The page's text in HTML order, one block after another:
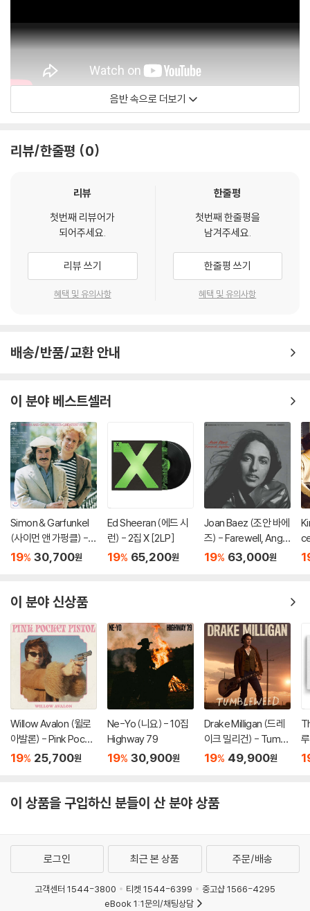
Ruf Records / Christone 'Kingfish' Ingram
음반 속으로 더보기
리뷰/한줄평 0
리뷰
첫번째 리뷰어가
되어주세요.
리뷰 쓰기
혜택 및 유의사항
한줄평
첫번째 한줄평을
남겨주세요.
한줄평 쓰기
혜택 및 유의사항
배송/반품/교환 안내
이 분야 베스트셀러
Simon & Garfunkel
(사이먼 앤 가펑클) - G
reatest Hits [LP]
19% 30,700원
Ed Sheeran (에드 시
런) - 2집 X [2LP]
19% 65,200원
Joan Baez (조안 바에
즈) - Farewell, Angel
ina [LP]
19% 63,000원
이 분야 신상품
Willow Avalon (윌로
아발론) - Pink Pocke
t Pistol
19% 25,700원
Ne-Yo (니요) - 10집
Highway 79
19% 30,900원
Drake Milligan (드레
이크 밀리건) - Tumbl
eweed [커스타드 컬
19% 49,900원
이 상품을 구입하신 분들이 산 분야 상품
로그인 최근 본 상품 주문/배송
고객센터 1544-3800 티켓 1544-6399
중고샵 1566-4295
eBook 1:1문의/채팅상담